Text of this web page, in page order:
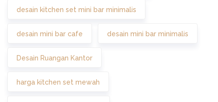
desain kitchen set mini bar minimalis
desain mini bar cafe desain mini bar minimalis
Desain Ruangan Kantor
harga kitchen set mewah